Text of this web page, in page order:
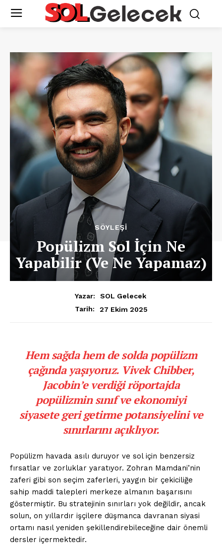
SÖYLEŞI
Popülizm Sol İçin Ne
Yapabilir (Ve Ne Yapamaz)
Yazar:
SOL Gelecek
Tarih:
27 Ekim 2025
Hem sağda hem de solda popülizm
çağında yaşıyoruz. Vivek Chibber,
Jacobin’e verdiği röportajda
popülizmin sınıf ve ekonomiyi
siyasete geri getirme potansiyelini ve
sınırlarını açıklıyor.
Popülizm havada asılı duruyor ve sol için benzersiz
fırsatlar ve zorluklar yaratıyor. Zohran Mamdani’nin
zaferi gibi son seçim zaferleri, yaygın bir çekiciliğe
sahip maddi talepleri merkeze almanın başarısını
göstermiştir. Bu stratejinin sınırları yok değildir, ancak
solun, on yıllardır işçilere düşmanca davranan siyasi
ortamı nasıl yeniden şekillendirebileceğine dair önemli
dersler içermektedir.